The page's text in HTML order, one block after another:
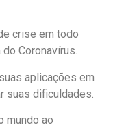
crise em todo
Coronavírus.
aplicações em
suas dificuldades.
mundo ao